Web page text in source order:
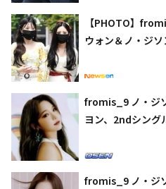
【PHOTO】
ウォン＆ノ・ジ
fromis_9 ノ・ジ
ヨン、2ndシング
fromis_9 ノ・ジ